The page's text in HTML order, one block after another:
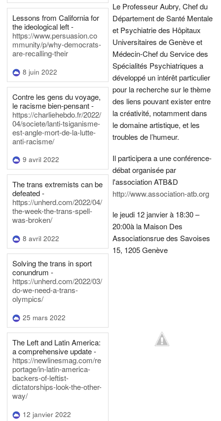
Lessons from California for
the ideological left -
https://www.persuasion.co
mmunity/p/why-democrats-
are-recalling-their
8 juin 2022
Contre les gens du voyage,
le racisme bien-pensant -
https://charliehebdo.fr/2022/
04/societe/lanti-tsiganisme-
est-angle-mort-de-la-lutte-
anti-racisme/
9 avril 2022
The trans extremists can be
defeated -
https://unherd.com/2022/04/
the-week-the-trans-spell-
was-broken/
8 avril 2022
Solving the trans in sport
conundrum -
https://unherd.com/2022/03/
do-we-need-a-trans-
olympics/
25 mars 2022
The Left and Latin America:
a comprehensive update -
https://newlinesmag.com/re
portage/in-latin-america-
backers-of-leftist-
dictatorships-look-the-other-
way/
12 janvier 2022
Le Professeur Aubry, Chef du
Département de Santé Mentale
et Psychiatrie des Hôpitaux
Universitaires de Genève et
Médecin-Chef du Service des
Spécialités Psychiatriques a
développé un intérêt particulier
pour la recherche sur le thème
des liens pouvant exister entre
la créativité, notamment dans
le domaine artistique, et les
troubles de l’humeur.
Il participera a une conférence-
débat organisée par
l'association ATB&D
http://www.association-atb.org
le jeudi 12 janvier à 18:30 –
20:00à la Maison Des
Associationsrue des Savoises
15, 1205 Genève